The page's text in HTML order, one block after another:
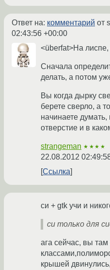
Ответ на: комментарий от
02:43:56 +00:00
<überfat>На
Сначала
делать, а потом
Вы когда дырку
берете сверло, а
начинаете думать,
отверстие и в
strangeman ★★★★
22.08.2012
Ссылка
си + gtk учи и
си только для
ага сейчас, вы
крышей